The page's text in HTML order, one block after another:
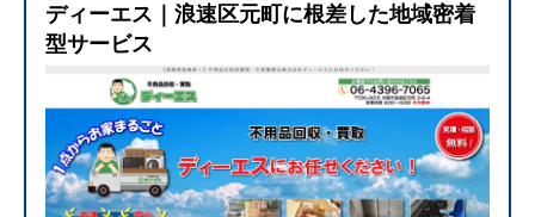
ディーエス｜浪速区元町に根差した地域密着
型サービス